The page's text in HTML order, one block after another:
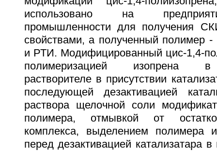
использовано на
промышленности для получения
свойствами, а полученный полимер
и РТИ. Модифицированный цис-1,4-
полимеризацией изопрена в
растворителе в присутствии
последующей дезактивацией
раствора щелочной соли
полимера, отмывкой от
комплекса, выделением полимера
перед дезактивацией катализатара